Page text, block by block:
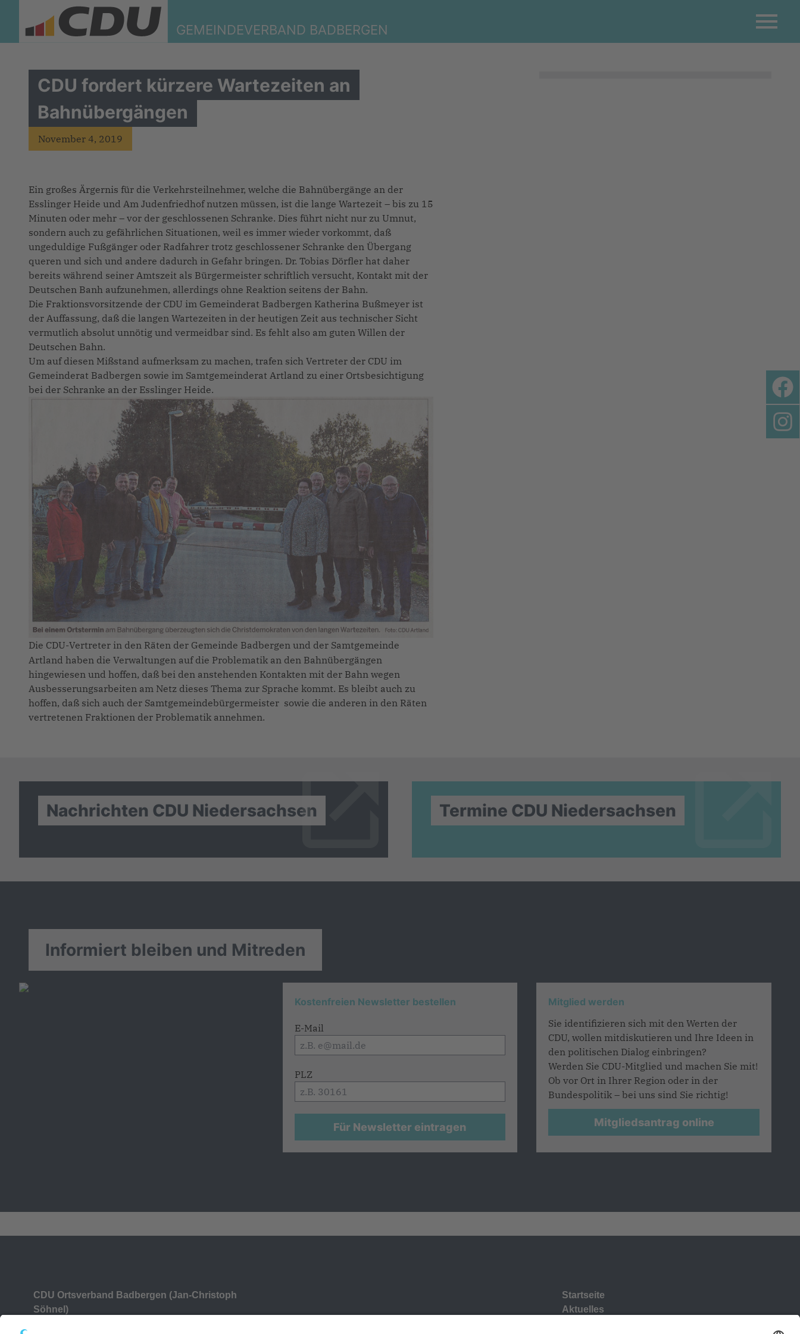
GEMEINDEVERBAND BADBERGEN
CDU fordert kürzere Wartezeiten an
Bahnübergängen
November 4, 2019
Ein großes Ärgernis für die Verkehrsteilnehmer, welche die Bahnübergänge an der
Esslinger Heide und Am Judenfriedhof nutzen müssen, ist die lange Wartezeit – bis zu 15
Minuten oder mehr – vor der geschlossenen Schranke. Dies führt nicht nur zu Umnut,
sondern auch zu gefährlichen Situationen, weil es immer wieder vorkommt, daß
ungeduldige Fußgänger oder Radfahrer trotz geschlossener Schranke den Übergang
queren und sich und andere dadurch in Gefahr bringen. Dr. Tobias Dörfler hat daher
bereits während seiner Amtszeit als Bürgermeister schriftlich versucht, Kontakt mit der
Deutschen Banh aufzunehmen, allerdings ohne Reaktion seitens der Bahn.
Die Fraktionsvorsitzende der CDU im Gemeinderat Badbergen Katherina Bußmeyer ist
der Auffassung, daß die langen Wartezeiten in der heutigen Zeit aus technischer Sicht
vermutlich absolut unnötig und vermeidbar sind. Es fehlt also am guten Willen der
Deutschen Bahn.
Um auf diesen Mißstand aufmerksam zu machen, trafen sich Vertreter der CDU im
Gemeinderat Badbergen sowie im Samtgemeinderat Artland zu einer Ortsbesichtigung
bei der Schranke an der Esslinger Heide.
Die CDU-Vertreter in den Räten der Gemeinde Badbergen und der Samtgemeinde
Artland haben die Verwaltungen auf die Problematik an den Bahnübergängen
hingewiesen und hoffen, daß bei den anstehenden Kontakten mit der Bahn wegen
Ausbesserungsarbeiten am Netz dieses Thema zur Sprache kommt. Es bleibt auch zu
hoffen, daß sich auch der Samtgemeindebürgermeister sowie die anderen in den Räten
vertretenen Fraktionen der Problematik annehmen.
Nachrichten CDU Niedersachsen Termine CDU Niedersachsen
Informiert bleiben und Mitreden
Kostenfreien Newsletter bestellen
E-Mail
PLZ
Für Newsletter eintragen
Mitglied werden
Sie identifizieren sich mit den Werten der
CDU, wollen mitdiskutieren und Ihre Ideen in
den politischen Dialog einbringen?
Werden Sie CDU-Mitglied und machen Sie mit!
Ob vor Ort in Ihrer Region oder in der
Bundespolitik – bei uns sind Sie richtig!
Mitgliedsantrag online
CDU Ortsverband Badbergen (Jan-Christoph
Söhnel)
Startseite
Aktuelles